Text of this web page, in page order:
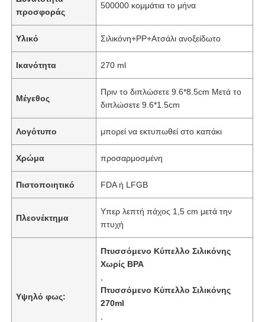
προσφοράς
500000 κομμάτια το μήνα
Υλικό Σιλικόνη+PP+Ατσάλι ανοξείδωτο
Ικανότητα 270 ml
Μέγεθος
Πριν το διπλώσετε 9.6*8.5cm Μετά το
διπλώσετε 9.6*1.5cm
Λογότυπο μπορεί να εκτυπωθεί στο καπάκι
Χρώμα προσαρμοσμένη
Πιστοποιητικό FDA ή LFGB
Πλεονέκτημα
Υπερ λεπτή πάχος 1,5 cm μετά την
πτυχή
Υψηλό φως:
Πτυσσόμενο Κύπελλο Σιλικόνης
Χωρίς BPA
Πτυσσόμενο Κύπελλο Σιλικόνης
270ml